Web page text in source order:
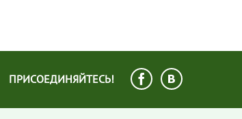
ПРИСОЕДИНЯЙТЕСЬ!